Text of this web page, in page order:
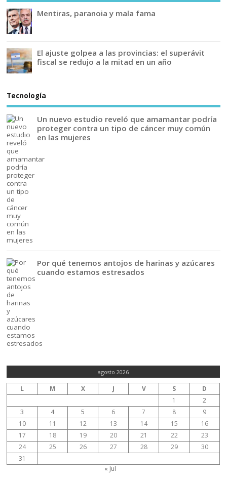
Mentiras, paranoia y mala fama
El ajuste golpea a las provincias: el superávit
fiscal se redujo a la mitad en un año
Tecnología
Un nuevo estudio reveló que amamantar podría
proteger contra un tipo de cáncer muy común
en las mujeres
Por qué tenemos antojos de harinas y azúcares
cuando estamos estresados
agosto 2026
L M X J V S
D
1
2
3
4 5 6 7 8
9
10
11 12 13 14 15
16
17
18 19 20 21 22
23
24
25 26 27 28 29
30
31
« Jul